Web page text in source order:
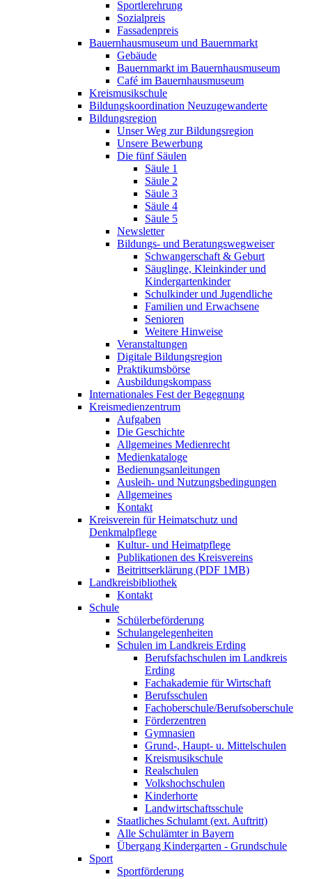
Sportlerehrung
Sozialpreis
Fassadenpreis
Bauernhausmuseum und Bauernmarkt
Gebäude
Bauernmarkt im Bauernhausmuseum
Café im Bauernhausmuseum
Kreismusikschule
Bildungskoordination Neuzugewanderte
Bildungsregion
Unser Weg zur Bildungsregion
Unsere Bewerbung
Die fünf Säulen
Säule 1
Säule 2
Säule 3
Säule 4
Säule 5
Newsletter
Bildungs- und Beratungswegweiser
Schwangerschaft & Geburt
Säuglinge, Kleinkinder und
Kindergartenkinder
Schulkinder und Jugendliche
Familien und Erwachsene
Senioren
Weitere Hinweise
Veranstaltungen
Digitale Bildungsregion
Praktikumsbörse
Ausbildungskompass
Internationales Fest der Begegnung
Kreismedienzentrum
Aufgaben
Die Geschichte
Allgemeines Medienrecht
Medienkataloge
Bedienungsanleitungen
Ausleih- und Nutzungsbedingungen
Allgemeines
Kontakt
Kreisverein für Heimatschutz und
Denkmalpflege
Kultur- und Heimatpflege
Publikationen des Kreisvereins
Beitrittserklärung (PDF 1MB)
Landkreisbibliothek
Kontakt
Schule
Schülerbeförderung
Schulangelegenheiten
Schulen im Landkreis Erding
Berufsfachschulen im Landkreis
Erding
Fachakademie für Wirtschaft
Berufsschulen
Fachoberschule/Berufsoberschule
Förderzentren
Gymnasien
Grund-, Haupt- u. Mittelschulen
Kreismusikschule
Realschulen
Volkshochschulen
Kinderhorte
Landwirtschaftsschule
Staatliches Schulamt (ext. Auftritt)
Alle Schulämter in Bayern
Übergang Kindergarten - Grundschule
Sport
Sportförderung